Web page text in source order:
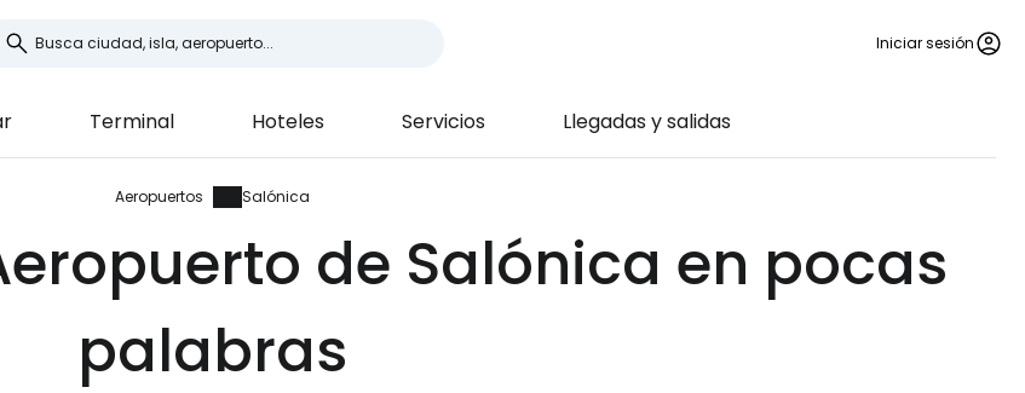
Iniciar sesión
Terminal Hoteles Servicios Llegadas y salidas
Aeropuertos Salónica
de Salónica en pocas
palabras